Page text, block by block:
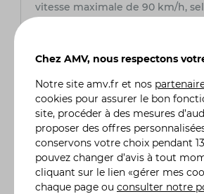
vitesse maximale de 90 km/h,
conditions de conduite et le
moteur puissant et sa
Le Snarler AT6 S est-il
utilisation sur route ?
Oui, le Segway Snarler AT6 S
version homologuée pour une
route. Cela inclut l'éclairage, les
d'autres équipements
répondre aux réglementations
Chez AMV, nous respectons
Notre site amv.fr et nos
cookies pour assurer le bon
site, procéder à des mesures
proposer des offres
conservons votre choix pendant
pouvez changer d’avis à tout
cliquant sur le lien «gérer mes
chaque page ou consulter notre